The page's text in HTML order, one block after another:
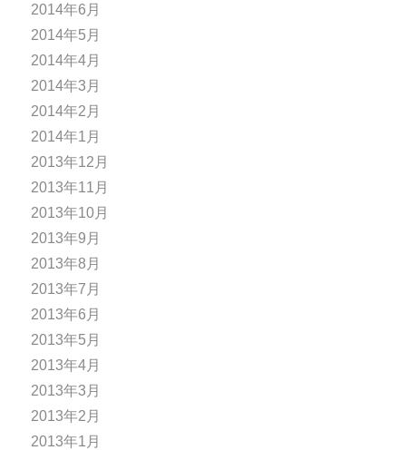
2014年6月
2014年5月
2014年4月
2014年3月
2014年2月
2014年1月
2013年12月
2013年11月
2013年10月
2013年9月
2013年8月
2013年7月
2013年6月
2013年5月
2013年4月
2013年3月
2013年2月
2013年1月